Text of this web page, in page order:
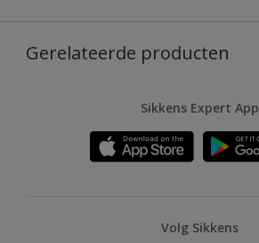
Gerelateerde producten
Sikkens Expert App
Volg Sikkens